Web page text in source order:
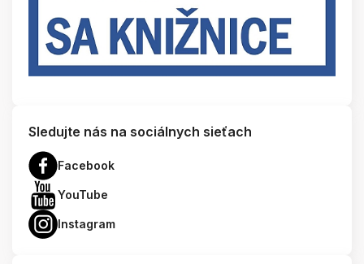
Sledujte nás na sociálnych sieťach
Facebook
YouTube
Instagram